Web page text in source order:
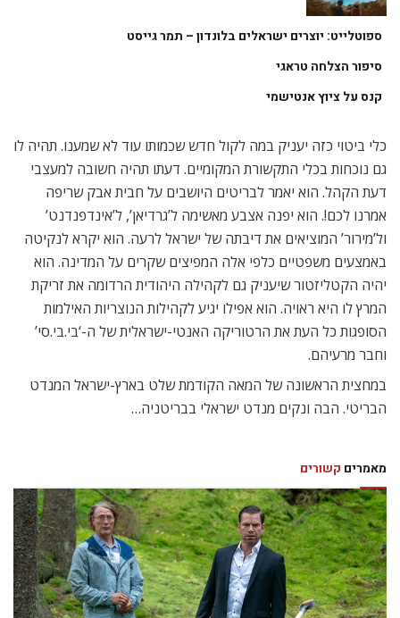
ספוטלייט: יוצרים ישראלים בלונדון – תמר גייסט
סיפור הצלחה טראגי
קנס על ציוץ אנטישמי
כלי ביטוי כזה יעניק במה לקול חדש שכמותו עוד לא שמענו. תהיה לו
גם נוכחות בכלי התקשורת המקומיים. דעתו תהיה חשובה למעצבי
דעת הקהל. הוא יאמר לבריטים היושבים על חבית אבק שריפה
אמרנו לכם!. הוא יפנה אצבע מאשימה ל’גרדיאן’, ל’אינדפנדנט’
ול’מירור’ המוציאים את דיבתה של ישראל לרעה. הוא יקרא לנקיטה
באמצעים משפטיים כלפי אלה המפיצים שקרים על המדינה. הוא
יהיה הקטליזטור שיעניק גם לקהילה היהודית הרדומה את זריקת
המרץ לו היא ראויה. הוא אפילו יגיע לקהילות הנוצריות האילמות
הסופגות כל העת את הרטוריקה האנטי-ישראלית של ה-‘בי.בי.סי’
וחבר מרעיהם.
במחצית הראשונה של המאה הקודמת שלט בארץ-ישראל המנדט
הבריטי. הבה ונקים מנדט ישראלי בבריטניה…
מאמרים קשורים